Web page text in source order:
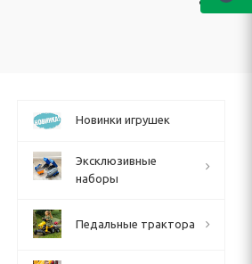
Новинки игрушек
Эксклюзивные
наборы
Педальные трактора